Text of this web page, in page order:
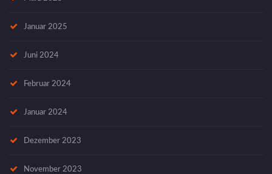
Januar 2025
Juni 2024
Februar 2024
Januar 2024
Dezember 2023
November 2023